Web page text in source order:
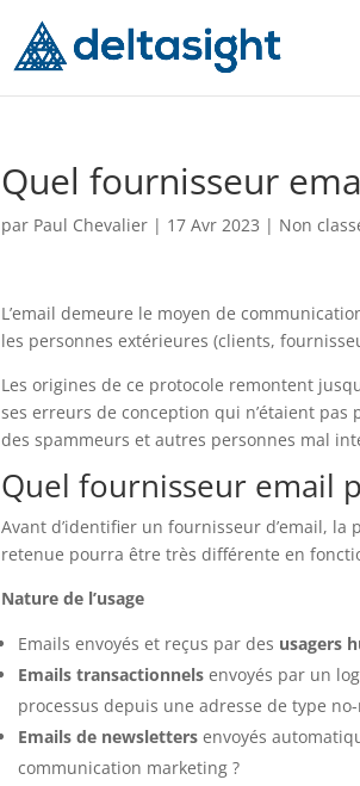
Quel fournisseur
par Paul Chevalier | 17 Avr 2023 | Non
L’email demeure le moyen de
les personnes extérieures (clients,
Les origines de ce protocole remontent
ses erreurs de conception qui n’étaient
des spammeurs et autres personnes mal
Quel fournisseur email
Avant d’identifier un fournisseur d’email,
retenue pourra être très différente en
Nature de l’usage
Emails envoyés et reçus par des usagers
Emails transactionnels envoyés par un
processus depuis une adresse de type
Emails de newslettersenvoyés
communication marketing ?